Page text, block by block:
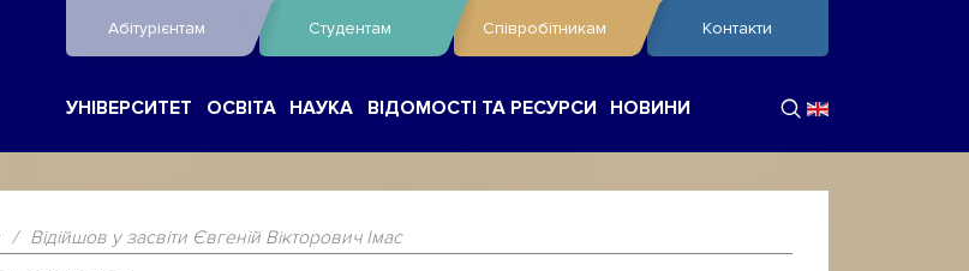
Абітурієнтам Студентам Співробітникам Контакти
УНІВЕРСИТЕТ ОСВІТА НАУКА ВІДОМОСТІ ТА РЕСУРСИ НОВИНИ
/ Відійшов у засвіти Євгеній Вікторович Імас